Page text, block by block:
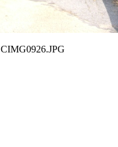
CIMG0926.JPG